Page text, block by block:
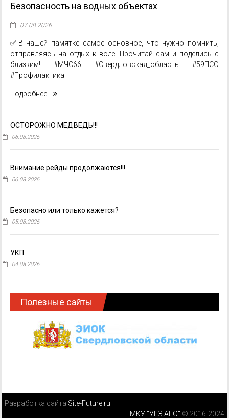
Безопасность на водных объектах
07.08.2026
✅В нашей памятке самое основное, что нужно помнить,
отправляясь на отдых к воде. Прочитай сам и поделись с
близким! #МЧС66 #Свердловская_область #59ПСО
#Профилактика
Подробнее...
ОСТОРОЖНО МЕДВЕДЬ!!!
06.08.2026
Внимание рейды продолжаются!!!
06.08.2026
Безопасно или только кажется?
05.08.2026
УКП
04.08.2026
Полезные сайты
Разработка сайта Site-Future.ru
МКУ "УГЗ АГО" © 2016-2024